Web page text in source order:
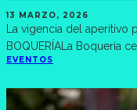
13 MARZO, 2026
La vigencia del aperitivo
BOQUERÍALa Boquería
EVENTOS